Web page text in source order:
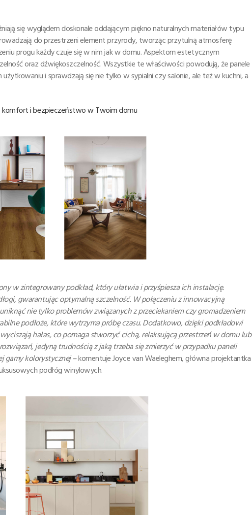
się wyglądem doskonale oddającym piękno naturalnych materiałów typu
do przestrzeni element przyrody, tworząc przytulną atmosferę
progu każdy czuje się w nim jak w domu. Aspektom estetycznym
oraz dźwiękoszczelność. Wszystkie te właściwości powodują, że panele
i sprawdzają się nie tylko w sypialni czy salonie, ale też w kuchni, a
komfort i bezpieczeństwo w Twoim domu
w zintegrowany podkład, który ułatwia i przyśpiesza ich instalację.
gwarantując optymalną szczelność. W połączeniu z innowacyjną
nie tylko problemów związanych z przeciekaniem czy gromadzeniem
podłoże, które wytrzyma próbę czasu. Dodatkowo, dzięki podkładowi
hałas, co pomaga stworzyć cichą, relaksującą przestrzeń w domu lub
jedyną trudnością z jaką trzeba się zmierzyć w przypadku paneli
gamy kolorystycznej –komentuje Joyce van Waeleghem, główna projektantka
podłóg winylowych.